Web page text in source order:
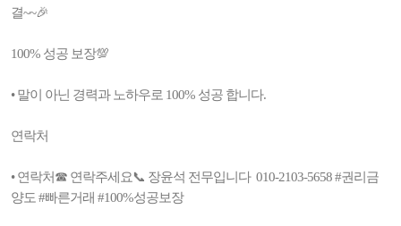
결~~🎉
100% 성공 보장💯
• 말이 아닌 경력과 노하우로 100% 성공 합니다.
연락처
• 연락처☎ 연락주세요📞 장윤석 전무입니다 010-2103-5658 #권리금
양도 #빠른거래 #100%성공보장